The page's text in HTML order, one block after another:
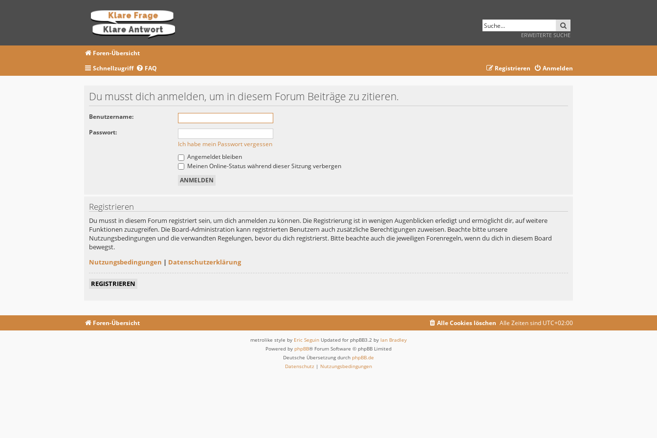
ERWEITERTE SUCHE
Foren-Übersicht
Schnellzugriff
FAQ Anmelden
Registrieren
Du musst dich anmelden, um in diesem Forum Beiträge zu zitieren.
Benutzername:
Passwort:
Ich habe mein Passwort vergessen
Angemeldet bleiben
Meinen Online-Status während dieser Sitzung verbergen
Registrieren
Du musst in diesem Forum registriert sein, um dich anmelden zu können. Die Registrierung ist in wenigen Augenblicken erledigt und ermöglicht dir, auf weitere
Funktionen zuzugreifen. Die Board-Administration kann registrierten Benutzern auch zusätzliche Berechtigungen zuweisen. Beachte bitte unsere
Nutzungsbedingungen und die verwandten Regelungen, bevor du dich registrierst. Bitte beachte auch die jeweiligen Forenregeln, wenn du dich in diesem Board
bewegst.
Nutzungsbedingungen | Datenschutzerklärung
REGISTRIEREN
Foren-Übersicht Alle Zeiten sind UTC+02:00
Alle Cookies löschen
metrolike style by Eric Seguin Updated for phpBB3.2 by Ian Bradley
Powered by phpBB® Forum Software © phpBB Limited
Deutsche Übersetzung durch phpBB.de
Datenschutz | Nutzungsbedingungen